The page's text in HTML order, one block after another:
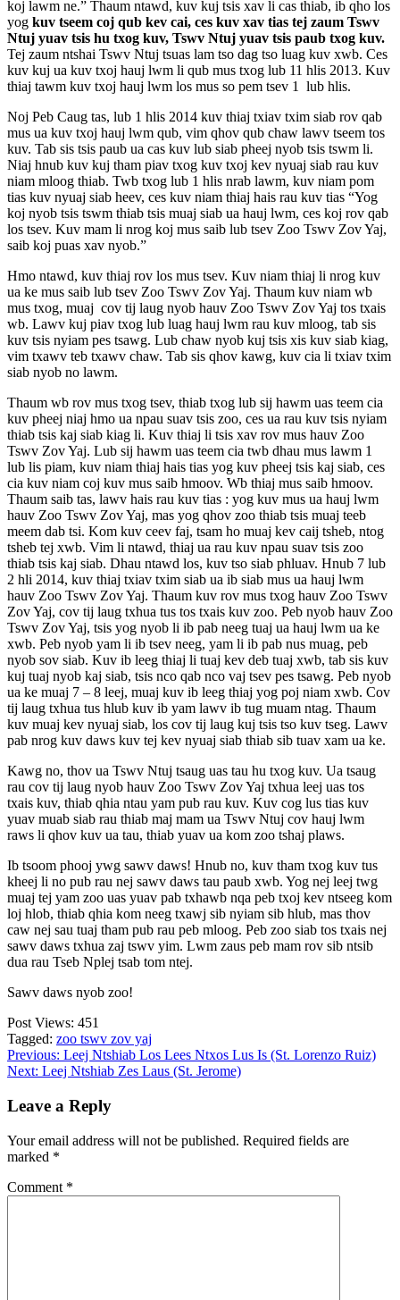
koj lawm ne.” Thaum ntawd, kuv kuj tsis xav li cas thiab, ib qho los
yog kuv tseem coj qub kev cai, ces kuv xav tias tej zaum Tswv
Ntuj yuav tsis hu txog kuv, Tswv Ntuj yuav tsis paub txog kuv.
Tej zaum ntshai Tswv Ntuj tsuas lam tso dag tso luag kuv xwb. Ces
kuv kuj ua kuv txoj hauj lwm li qub mus txog lub 11 hlis 2013. Kuv
thiaj tawm kuv txoj hauj lwm los mus so pem tsev 1 lub hlis.
Noj Peb Caug tas, lub 1 hlis 2014 kuv thiaj txiav txim siab rov qab
mus ua kuv txoj hauj lwm qub, vim qhov qub chaw lawv tseem tos
kuv. Tab sis tsis paub ua cas kuv lub siab pheej nyob tsis tswm li.
Niaj hnub kuv kuj tham piav txog kuv txoj kev nyuaj siab rau kuv
niam mloog thiab. Twb txog lub 1 hlis nrab lawm, kuv niam pom
tias kuv nyuaj siab heev, ces kuv niam thiaj hais rau kuv tias “Yog
koj nyob tsis tswm thiab tsis muaj siab ua hauj lwm, ces koj rov qab
los tsev. Kuv mam li nrog koj mus saib lub tsev Zoo Tswv Zov Yaj,
saib koj puas xav nyob.”
Hmo ntawd, kuv thiaj rov los mus tsev. Kuv niam thiaj li nrog kuv
ua ke mus saib lub tsev Zoo Tswv Zov Yaj. Thaum kuv niam wb
mus txog, muaj cov tij laug nyob hauv Zoo Tswv Zov Yaj tos txais
wb. Lawv kuj piav txog lub luag hauj lwm rau kuv mloog, tab sis
kuv tsis nyiam pes tsawg. Lub chaw nyob kuj tsis xis kuv siab kiag,
vim txawv teb txawv chaw. Tab sis qhov kawg, kuv cia li txiav txim
siab nyob no lawm.
Thaum wb rov mus txog tsev, thiab txog lub sij hawm uas teem cia
kuv pheej niaj hmo ua npau suav tsis zoo, ces ua rau kuv tsis nyiam
thiab tsis kaj siab kiag li. Kuv thiaj li tsis xav rov mus hauv Zoo
Tswv Zov Yaj. Lub sij hawm uas teem cia twb dhau mus lawm 1
lub lis piam, kuv niam thiaj hais tias yog kuv pheej tsis kaj siab, ces
cia kuv niam coj kuv mus saib hmoov. Wb thiaj mus saib hmoov.
Thaum saib tas, lawv hais rau kuv tias : yog kuv mus ua hauj lwm
hauv Zoo Tswv Zov Yaj, mas yog qhov zoo thiab tsis muaj teeb
meem dab tsi. Kom kuv ceev faj, tsam ho muaj kev caij tsheb, ntog
tsheb tej xwb. Vim li ntawd, thiaj ua rau kuv npau suav tsis zoo
thiab tsis kaj siab. Dhau ntawd los, kuv tso siab phluav. Hnub 7 lub
2 hli 2014, kuv thiaj txiav txim siab ua ib siab mus ua hauj lwm
hauv Zoo Tswv Zov Yaj. Thaum kuv rov mus txog hauv Zoo Tswv
Zov Yaj, cov tij laug txhua tus tos txais kuv zoo. Peb nyob hauv Zoo
Tswv Zov Yaj, tsis yog nyob li ib pab neeg tuaj ua hauj lwm ua ke
xwb. Peb nyob yam li ib tsev neeg, yam li ib pab nus muag, peb
nyob sov siab. Kuv ib leeg thiaj li tuaj kev deb tuaj xwb, tab sis kuv
kuj tuaj nyob kaj siab, tsis nco qab nco vaj tsev pes tsawg. Peb nyob
ua ke muaj 7 – 8 leej, muaj kuv ib leeg thiaj yog poj niam xwb. Cov
tij laug txhua tus hlub kuv ib yam lawv ib tug muam ntag. Thaum
kuv muaj kev nyuaj siab, los cov tij laug kuj tsis tso kuv tseg. Lawv
pab nrog kuv daws kuv tej kev nyuaj siab thiab sib tuav xam ua ke.
Kawg no, thov ua Tswv Ntuj tsaug uas tau hu txog kuv. Ua tsaug
rau cov tij laug nyob hauv Zoo Tswv Zov Yaj txhua leej uas tos
txais kuv, thiab qhia ntau yam pub rau kuv. Kuv cog lus tias kuv
yuav muab siab rau thiab maj mam ua Tswv Ntuj cov hauj lwm
raws li qhov kuv ua tau, thiab yuav ua kom zoo tshaj plaws.
Ib tsoom phooj ywg sawv daws! Hnub no, kuv tham txog kuv tus
kheej li no pub rau nej sawv daws tau paub xwb. Yog nej leej twg
muaj tej yam zoo uas yuav pab txhawb nqa peb txoj kev ntseeg kom
loj hlob, thiab qhia kom neeg txawj sib nyiam sib hlub, mas thov
caw nej sau tuaj tham pub rau peb mloog. Peb zoo siab tos txais nej
sawv daws txhua zaj tswv yim. Lwm zaus peb mam rov sib ntsib
dua rau Tseb Nplej tsab tom ntej.
Sawv daws nyob zoo!
Post Views: 451
Tagged: zoo tswv zov yaj
Post
navigation
Previous: Leej Ntshiab Los Lees Ntxos Lus Is (St. Lorenzo Ruiz)
Next: Leej Ntshiab Zes Laus (St. Jerome)
Leave a Reply
Your email address will not be published. Required fields are
marked *
Comment *